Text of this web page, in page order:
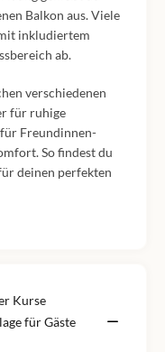
Balkon aus. Viele
inkludiertem
ab.
verschiedenen
für ruhige
Freundinnen-
So findest du
deinen perfekten
Kurse
für Gäste